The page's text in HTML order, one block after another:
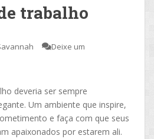
trabalho
Deixe um
deveria ser sempre
Um ambiente que inspire,
e faça com que seus
apaixonados por estarem ali.